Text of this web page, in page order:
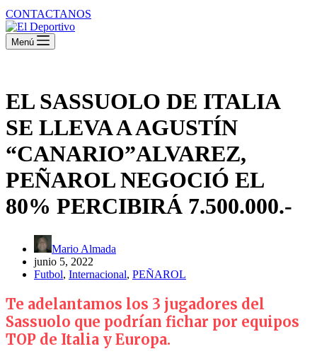
CONTACTANOS
Menú
EL SASSUOLO DE ITALIA
SE LLEVA A AGUSTÍN
“CANARIO”ALVAREZ,
PEÑAROL NEGOCIÓ EL
80% PERCIBIRÁ 7.500.000.-
Mario Almada
junio 5, 2022
Futbol, Internacional, PEÑAROL
Te adelantamos los 3 jugadores del
Sassuolo que podrían fichar por equipos
TOP de Italia y Europa.